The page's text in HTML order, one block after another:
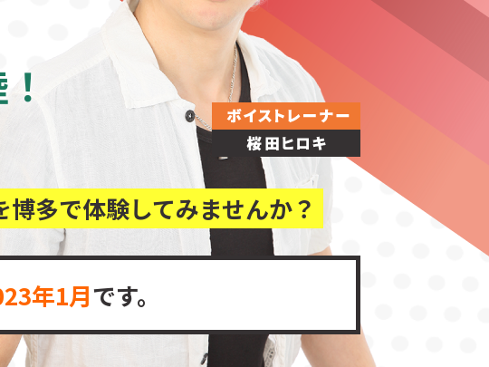
博多で体験してみませんか？
年1月です。